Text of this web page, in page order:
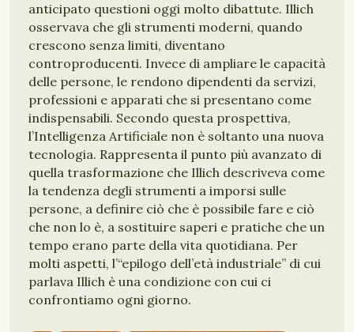
anticipato questioni oggi molto dibattute. Illich
osservava che gli strumenti moderni, quando
crescono senza limiti, diventano
controproducenti. Invece di ampliare le capacità
delle persone, le rendono dipendenti da servizi,
professioni e apparati che si presentano come
indispensabili. Secondo questa prospettiva,
l’Intelligenza Artificiale non è soltanto una nuova
tecnologia. Rappresenta il punto più avanzato di
quella trasformazione che Illich descriveva come
la tendenza degli strumenti a imporsi sulle
persone, a definire ciò che è possibile fare e ciò
che non lo è, a sostituire saperi e pratiche che un
tempo erano parte della vita quotidiana. Per
molti aspetti, l’“epilogo dell’età industriale” di cui
parlava Illich è una condizione con cui ci
confrontiamo ogni giorno.